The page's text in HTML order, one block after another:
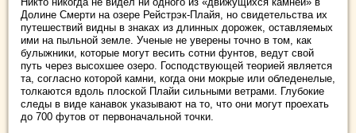
Долине Смерти на озере Рейстрэк-Плайя, но свидетельства их
путешествий видны в знаках из длинных дорожек, оставляемых
ими на пыльной земле. Ученые не уверены точно в том, как
булыжники, которые могут весить сотни фунтов, ведут свой
путь через высохшее озеро. Господствующей теорией является
та, согласно которой камни, когда они мокрые или обледенелые,
толкаются вдоль плоской Плайи сильными ветрами. Глубокие
следы в виде канавок указывают на то, что они могут проехать
до 700 футов от первоначальной точки.